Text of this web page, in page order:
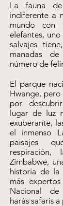
La fauna
indiferente a
mundo con
elefantes,
salvajes
manadas
número de
El parque
Hwange,
por
lugar de luz
exuberante,
el inmenso
paisajes
Zimbabwe,
historia de la
más
Nacional de
harás safaris